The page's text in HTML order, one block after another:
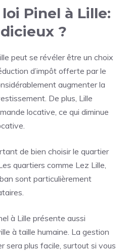
Pinel à Lille:
?
peut se révéler être un choix
d’impôt offerte par le
augmenter la
De plus, Lille
locative, ce qui diminue
de bien choisir le quartier
quartiers comme Lez Lille,
sont particulièrement
à Lille présente aussi
à taille humaine. La gestion
sera plus facile, surtout si vous